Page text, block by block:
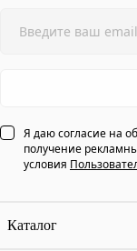
Каталог
Я даю согласие на
получение
условия